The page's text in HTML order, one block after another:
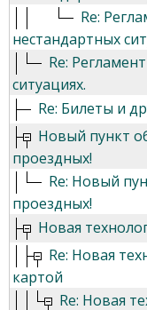
Re:
нестандартных
Re:
ситуациях.
Re: Билеты и
Новый пункт
проездных!
Re: Новый
проездных!
Новая
Re: Новая
картой
Re: Новая